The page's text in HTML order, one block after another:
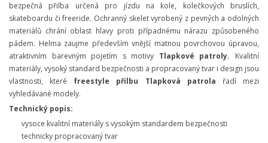
bezpečná přilba určená pro jízdu na kole, kolečkových bruslích,
skateboardu či freeride. Ochranný skelet vyrobený z pevných a odolných
materiálů chrání oblast hlavy proti případnému nárazu způsobeného
pádem. Helma zaujme především vnější matnou povrchovou úpravou,
atraktivním barevným pojetím s motivy Tlapkové patroly. Kvalitní
materiály, vysoký standard bezpečnosti a propracovaný tvar i design jsou
vlastnosti, které freestyle přilbu Tlapková patrola
řadí mezi
vyhledávané modely.
Technický popis:
vysoce kvalitní materiály s vysokým standardem bezpečnosti
technicky propracovaný tvar